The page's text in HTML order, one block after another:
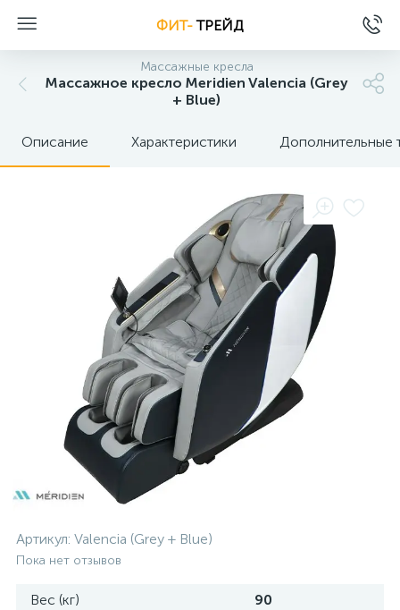
ФИТ-ТРЕЙД
Массажные кресла
Массажное кресло Meridien Valencia (Grey
+ Blue)
Описание Характеристики Дополнительные
Артикул: Valencia (Grey + Blue)
Пока нет отзывов
Вес (кг)
90